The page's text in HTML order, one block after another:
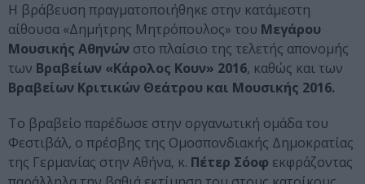
Η βράβευση πραγματοποιήθηκε στην κατάμεστη
αίθουσα «Δημήτρης Μητρόπουλος» του Μεγάρου
Μουσικής Αθηνών στο πλαίσιο της τελετής απονομής
των Βραβείων «Κάρολος Κουν» 2016, καθώς και των
Βραβείων Κριτικών Θεάτρου και Μουσικής 2016.
Το βραβείο παρέδωσε στην οργανωτική ομάδα του
Φεστιβάλ, ο πρέσβης της Ομοσπονδιακής Δημοκρατίας
της Γερμανίας στην Αθήνα, κ. Πέτερ Σόοφ εκφράζοντας